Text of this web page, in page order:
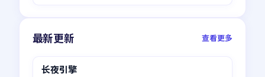
最新更新 查看更多
最新
99:07
长夜引擎